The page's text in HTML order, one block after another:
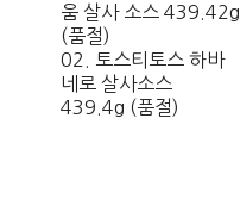
움 살사 소스 439.42g
(품절)
02. 토스티토스 하바
네로 살사소스
439.4g (품절)